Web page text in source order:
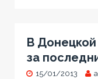
В
за
15/01/2013